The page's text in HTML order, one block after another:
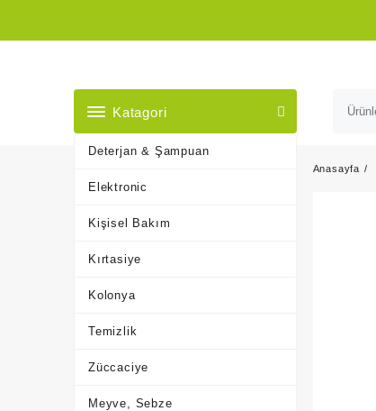
Katagori
Deterjan & Şampuan
Elektronic
Kişisel Bakım
Kırtasiye
Kolonya
Temizlik
Züccaciye
Meyve, Sebze
Anasayfa